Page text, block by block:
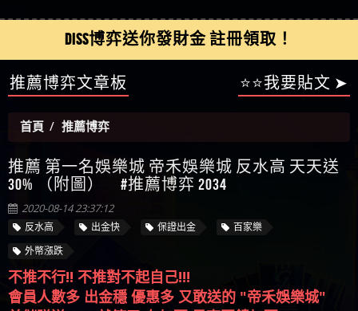
本文教你如何拿回被騙資金
是詐騙 M.L.Edge是詐騙嗎 【M.L.Edge】M.L.Edge無法出
金 被M.L.Edge詐騙的錢一招拿回
費討回資金賴zg369】Robinhood是詐騙嗎 Robinhood是
不是詐騙 Robinhood是真的嗎 被Robinhood詐騙的錢怎
麼辦 本文教你如何拿回被騙資金
【其他問題】FLTO詐騙持續收割國人中【免費討回
資金賴zg369】FLTO是詐騙嗎 FLTO是不是詐騙 FLTO是
真的嗎 被FLTO詐騙的錢怎麼辦 本文教你如何拿回
被騙資金
【其他問題】 遇詐騙求救賴【zg369】八旬老翁被
ALYWS詐騙家破人亡 ALYWS是真的嗎 ALYWS是不是詐騙
ALYWS是詐騙嗎 （ALYWS）無法出金 請小心群組暗椿
【其他問題】 一招教你揭秘新型詐騙手法 （受害
者免費援助賴zg369）當當詐騙 當當是不是詐騙 當
利回報被騙的家破人亡
【AVA娛樂城】還會自己做假對話來毀謗欸哈哈哈
【陳順堪】黑網不出金
【黃伊珊】不推薦爛公司
【陳順堪】星匯娛樂城出金幾次後贏錢就不給出
金
【陳順堪】黑網出金幾次後贏了就不出金出
【玩運彩】
【蘇俊曄】所以會出金嗎現在也是一樣的狀況
【侯依揚】廢物喔
DISS博弈送你發財金 註冊領取！
推薦博弈文章板 ⭐⭐我要貼文 ➤
首頁 推薦博弈
推薦 第一名娛樂城 帝禾娛樂城 反水高 天天送
30% （附圖） #推薦博弈 2034
2020-08-14 23:37:12
反水高 出金快 保證出金
百家樂
外幣漲跌
不推不行!! 不推對不起自己!!!
會員人數多 出金穩 優惠多 又敢送的 "帝禾娛樂城"